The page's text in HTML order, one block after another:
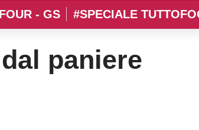
- GS #SPECIALE
paniere